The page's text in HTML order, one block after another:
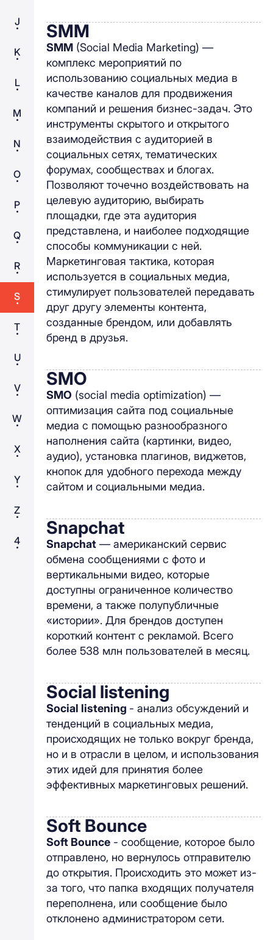
J
K
L
M
N
O
P
Q
R
S
T
U
V
W
X
Y
Z
4
SMM
SMM (Social Media Marketing) —
комплекс мероприятий по
использованию социальных медиа в
качестве каналов для продвижения
компаний и решения бизнес-задач. Это
инструменты скрытого и открытого
взаимодействия с аудиторией в
социальных сетях, тематических
форумах, сообществах и блогах.
Позволяют точечно воздействовать на
целевую аудиторию, выбирать
площадки, где эта аудитория
представлена, и наиболее подходящие
способы коммуникации с ней.
Маркетинговая тактика, которая
используется в социальных медиа,
стимулирует пользователей передавать
друг другу элементы контента,
созданные брендом, или добавлять
бренд в друзья.
SMO
SMO (social media optimization) —
оптимизация сайта под социальные
медиа с помощью разнообразного
наполнения сайта (картинки, видео,
аудио), установка плагинов, виджетов,
кнопок для удобного перехода между
сайтом и социальными медиа.
Snapchat
Snapchat — американский сервис
обмена сообщениями с фото и
вертикальными видео, которые
доступны ограниченное количество
времени, а также полупубличные
«истории». Для брендов доступен
короткий контент с рекламой. Всего
более 538 млн пользователей в месяц.
Social listening
Social listening - анализ обсуждений и
тенденций в социальных медиа,
происходящих не только вокруг бренда,
но и в отрасли в целом, и использования
этих идей для принятия более
эффективных маркетинговых решений.
Soft Bounce
Soft Bounce - сообщение, которое было
отправлено, но вернулось отправителю
до открытия. Происходить это может из-
за того, что папка входящих получателя
переполнена, или сообщение было
отклонено администратором сети.